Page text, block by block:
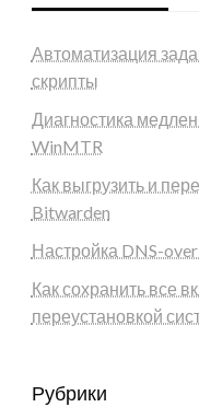
Автоматизация
скрипты
Диагностика
WinMTR
Как выгрузить и
Bitwarden
Настройка DNS-
Как сохранить все
переустановкой
Рубрики